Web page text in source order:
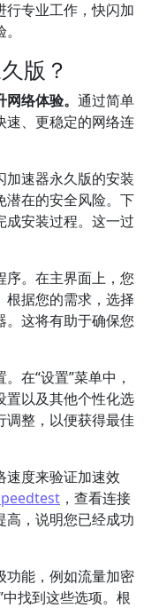
行专业工作，快闪加
版？
络体验。 通过简单
速、更稳定的网络连
加速器永久版的安装
潜在的安全风险。下
成安装过程。这一过
序。在主界面上，您
根据您的需求，选择
。这将有助于确保您
在“设置”菜单中，
置以及其他个性化选
调整，以便获得最佳
速度来验证加速效
，查看连接
高，说明您已经成功
功能，例如流量加密
找到这些选项。根